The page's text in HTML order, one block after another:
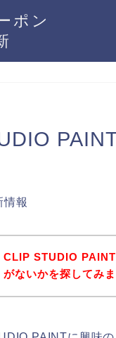
ポン
情報
CLIP STUDIO
がないかを探してみ